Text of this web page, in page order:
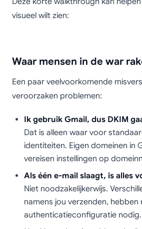
visueel wilt zien:
Waar mensen in de war
Een paar veelvoorkomende
veroorzaken problemen:
Ik gebruik Gmail, dus DKIM
Dat is alleen waar voor
identiteiten. Eigen domeinen in
vereisen instellingen op
Als één e-mail slaagt, is alles
Niet noodzakelijkerwijs.
namens jou verzenden, hebben
authenticatieconfiguratie nodig.